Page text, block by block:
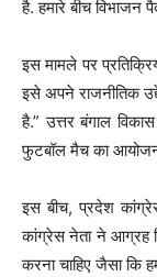
है. हमारे बीच विभाजन
इस मामले पर
इसे अपने राजनीतिक
है.” उत्तर बंगाल
फुटबॉल मैच का
इस बीच, प्रदेश
कांग्रेस नेता ने आग्रह
करना चाहिए जैसा कि